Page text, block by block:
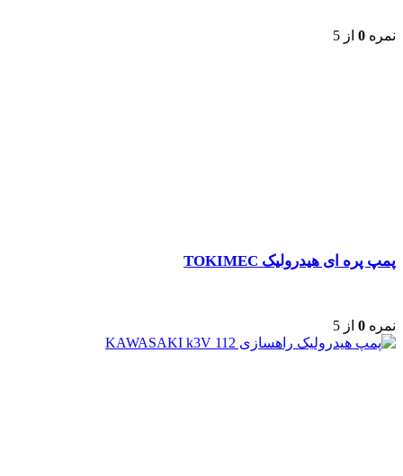
نمره 0 از 5
پمپ پره ای هیدرولیک TOKIMEC
نمره 0 از 5